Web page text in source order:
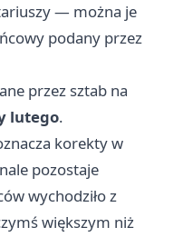
— można je
podany przez
przez sztab na
lutego.
korekty w
pozostaje
wychodziło z
większym niż